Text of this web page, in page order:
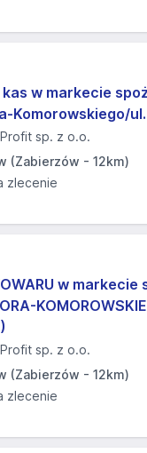
w markecie
Komorowskiego/
sp. z o.o.
(Zabierzów - 12km)
zlecenie
w
sp. z o.o.
(Zabierzów - 12km)
zlecenie